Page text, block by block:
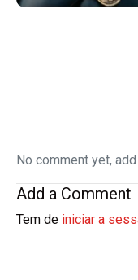
No comment yet,
Add a Comment
Tem de iniciar a